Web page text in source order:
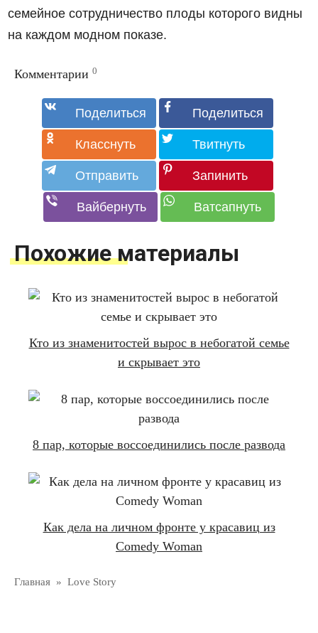
семейное сотрудничество плоды которого видны
на каждом модном показе.
Комментарии 0
Похожие материалы
Кто из знаменитостей вырос в небогатой семье
и скрывает это
8 пар, которые воссоединились после развода
Как дела на личном фронте у красавиц из
Comedy Woman
Главная » Love Story